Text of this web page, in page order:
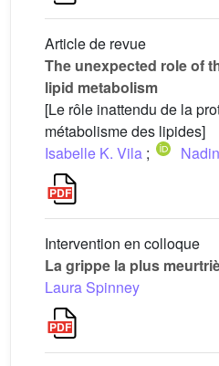
Article de revue
The unexpected role of
lipid metabolism
[Le rôle inattendu de la
métabolisme des lipides]
Isabelle K. Vila ;
Intervention en colloque
La grippe la plus
Laura Spinney